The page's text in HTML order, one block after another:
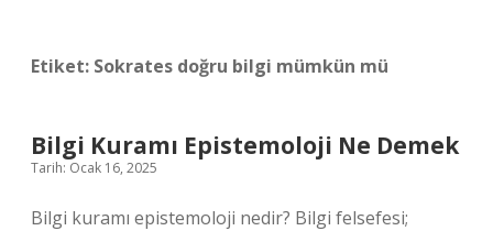
Etiket: Sokrates doğru bilgi mümkün mü
Bilgi Kuramı Epistemoloji Ne Demek
Tarih: Ocak 16, 2025
Bilgi kuramı epistemoloji nedir? Bilgi felsefesi;